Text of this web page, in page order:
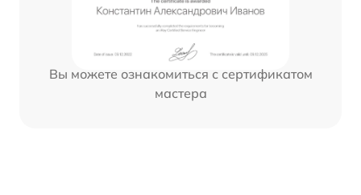
Вы можете ознакомиться с сертификатом
мастера